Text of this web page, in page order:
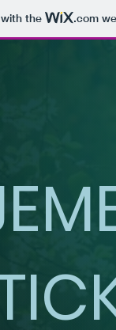
the .com